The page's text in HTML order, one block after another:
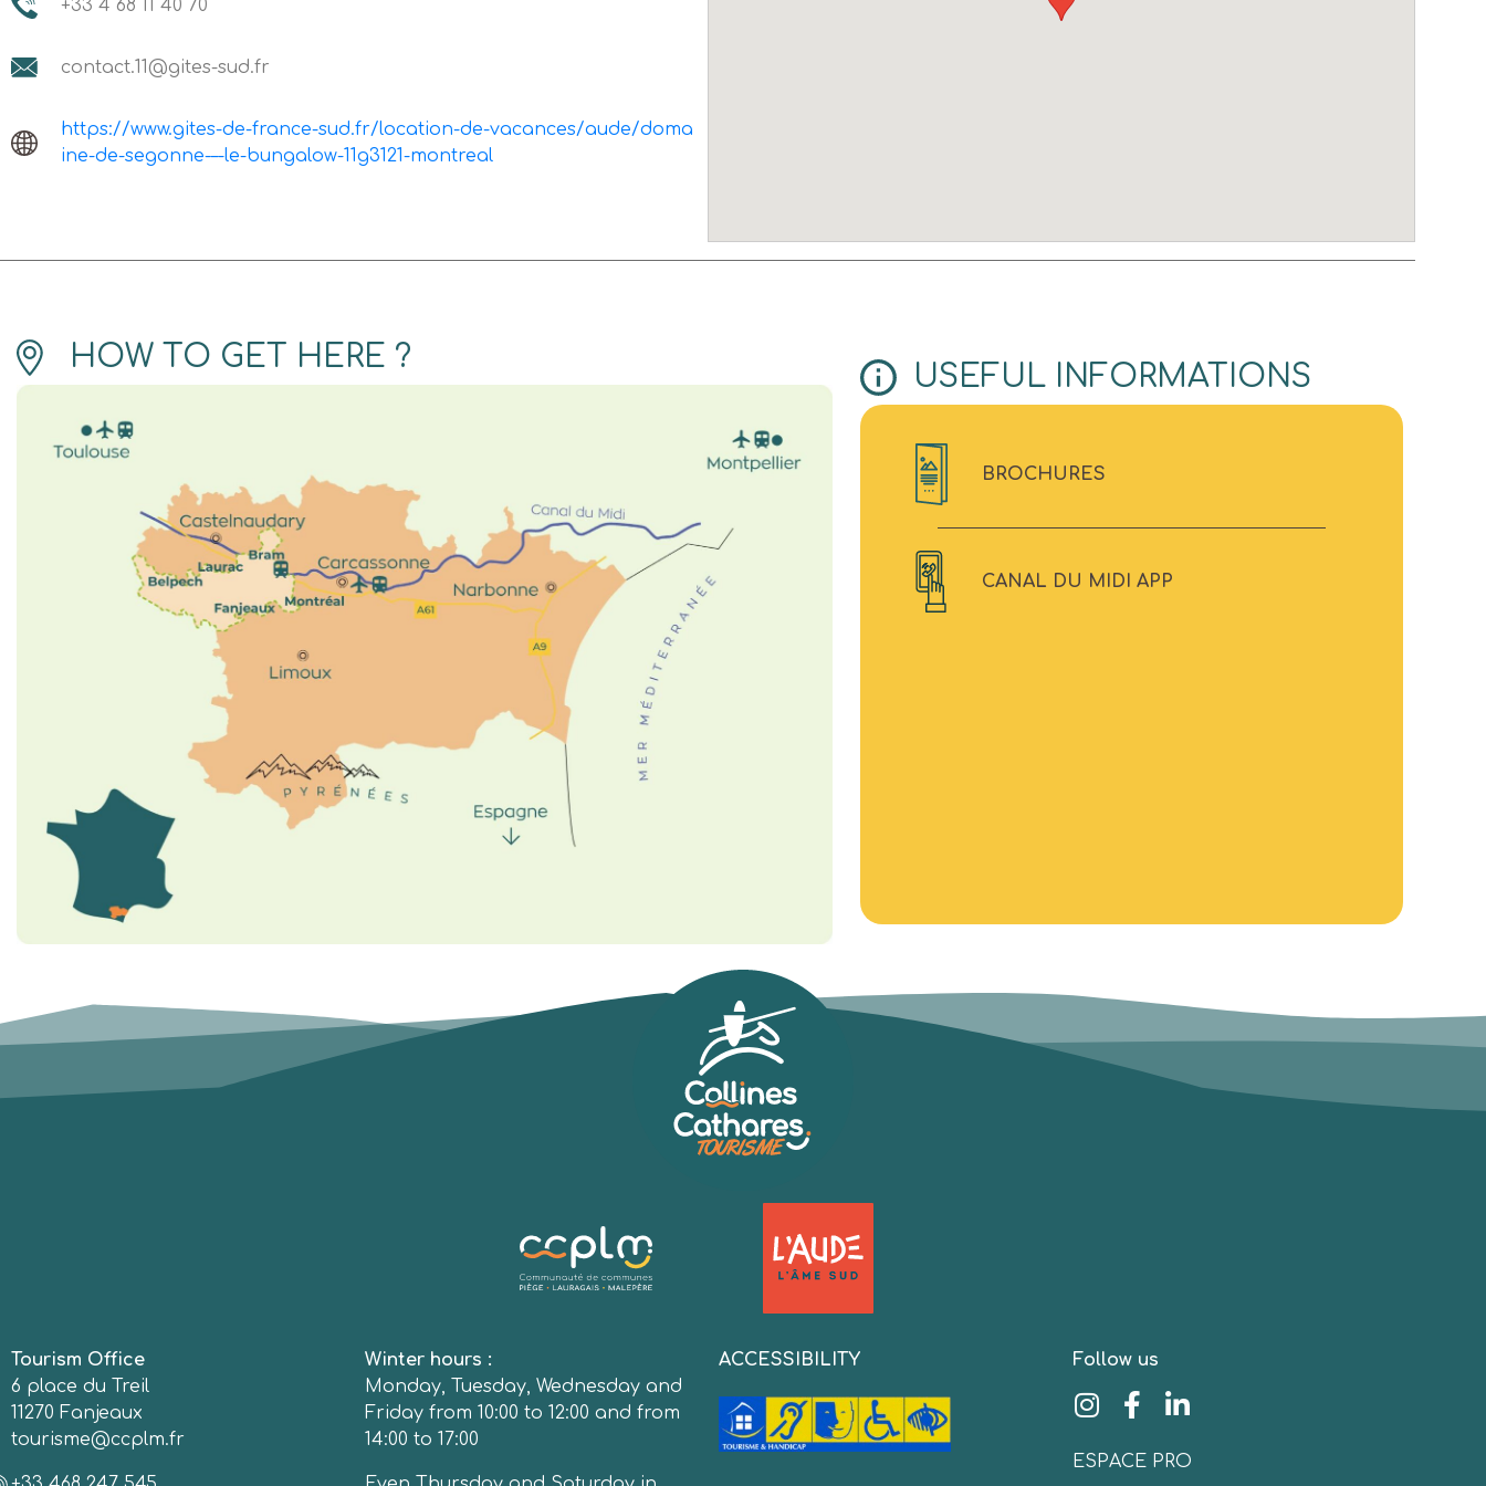
+33 4 68 11 40 70
contact.11@gites-sud.fr
https://www.gites-de-france-sud.fr/location-de-vacances/aude/doma
ine-de-segonne-–-le-bungalow-11g3121-montreal
HOW TO GET HERE ?
USEFUL INFORMATIONS
BROCHURES
CANAL DU MIDI APP
Tourism Office
6 place du Treil
11270 Fanjeaux
tourisme@ccplm.fr
Winter hours :
Monday, Tuesday, Wednesday and
Friday from 10:00 to 12:00 and from
14:00 to 17:00
ACCESSIBILITY Follow us
ESPACE PRO